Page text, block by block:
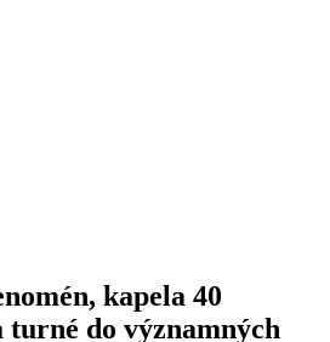
kapela 40
do významných